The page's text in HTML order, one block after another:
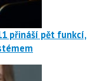
přináší pět funkcí,